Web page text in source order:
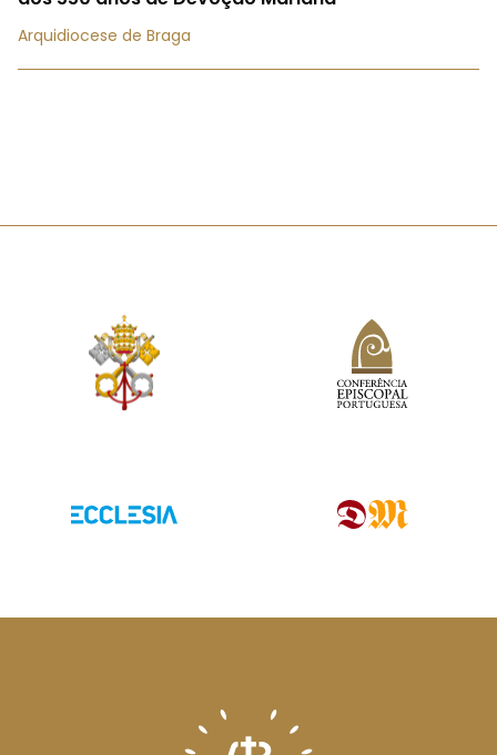
Arquidiocese de Braga